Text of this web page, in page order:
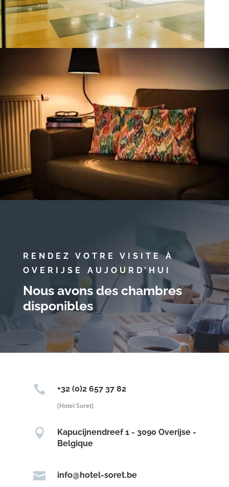
RENDEZ VOTRE VISITE À
OVERIJSE AUJOURD’HUI
Nous avons des chambres
disponibles
 +32 (0)2 657 37 82
(Hotel Soret)

Kapucijnendreef 1 - 3090 Overijse -
Belgique
 info@hotel-soret.be